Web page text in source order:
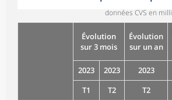
données CVS en
Évolution
sur 3 mois
Évolution
sur un an
2023 2023 2023
T1
T2 T2